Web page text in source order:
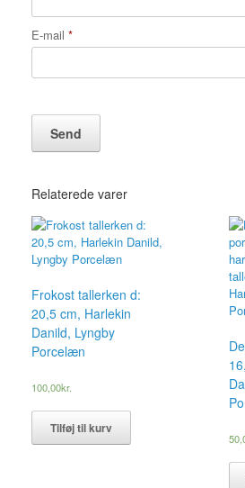
E-mail *
Relaterede varer
Frokost tallerken d:
20,5 cm, Harlekin
Danild, Lyngby
Porcelæn
100,00kr.
Tilføj til kurv